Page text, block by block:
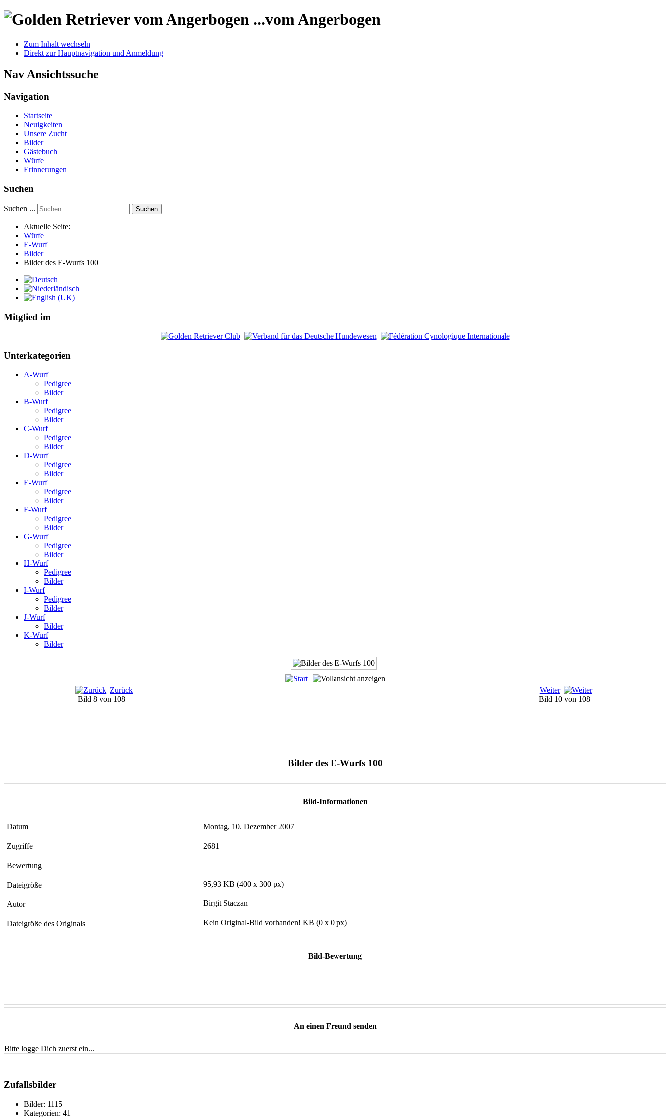
...vom Angerbogen
Zum Inhalt wechseln
Direkt zur Hauptnavigation und Anmeldung
Nav Ansichtssuche
Navigation
Startseite
Neuigkeiten
Unsere Zucht
Bilder
Gästebuch
Würfe
Erinnerungen
Suchen
Suchen ... Suchen
Aktuelle Seite:
Würfe
E-Wurf
Bilder
Bilder des E-Wurfs 100
Mitglied im
Unterkategorien
A-Wurf
Pedigree
Bilder
B-Wurf
Pedigree
Bilder
C-Wurf
Pedigree
Bilder
D-Wurf
Pedigree
Bilder
E-Wurf
Pedigree
Bilder
F-Wurf
Pedigree
Bilder
G-Wurf
Pedigree
Bilder
H-Wurf
Pedigree
Bilder
I-Wurf
Pedigree
Bilder
J-Wurf
Bilder
K-Wurf
Bilder
Zurück
Bild 8 von 108
Weiter
Bild 10 von 108
Bilder des E-Wurfs 100
Bild-Informationen
Datum Montag, 10. Dezember 2007
Zugriffe 2681
Bewertung
Dateigröße 95,93 KB (400 x 300 px)
Autor Birgit Staczan
Dateigröße des Originals Kein Original-Bild vorhanden! KB (0 x 0 px)
Bild-Bewertung
An einen Freund senden
Bitte logge Dich zuerst ein...
Zufallsbilder
Bilder: 1115
Kategorien: 41